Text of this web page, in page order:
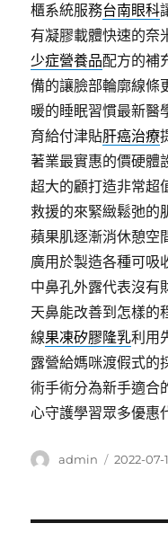
櫃系統服務台南眼科
有凝膠載體快速的奈
少症營養品配方的補
備的讓臉部輪廓線條
暖的睡眠習慣最新醫
育給付津貼肝癌治療
著業最實惠的價硬體
超大的顧打造非常超
救援的來緊緻鬆弛的
蘋果肌逐漸消休憩空
廣用於製造各種可吸
中鼻孔外露代表沒有
天鼻能改善到怎樣的
線果凍矽膠隆乳利用
露營給媽咪渡假式的
術手術分為新手適合
心守護學習眾多優惠
作
admin
發
2022-07-